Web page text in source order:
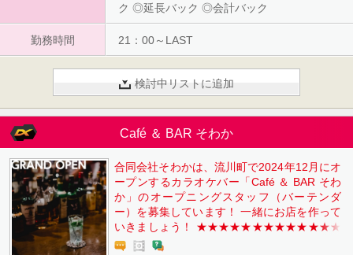
ク ◎延長バック ◎会計バック
勤務時間 21：00～LAST
検討中リストに追加
Café ＆ BAR そわか
合同会社そわかは、流川町で2024年12月にオ
ープンするカラオケバー「Café ＆ BAR そわ
か」のオープニングスタッフ（バーテンダ
ー）を募集しています！ 一緒にお店を作って
いきましょう！ ★★★★★★★★★★★★★
★★★ 時給：1,500円＋売上バック5%~ ★★